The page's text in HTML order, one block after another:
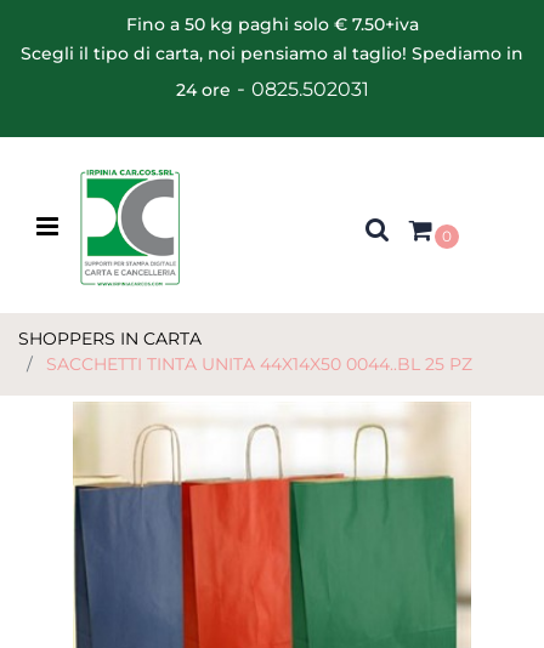
Fino a 50 kg paghi solo € 7.50+iva
Scegli il tipo di carta, noi pensiamo al taglio! Spediamo in
24 ore - 0825.502031
Open menu
0
SHOPPERS IN CARTA
SACCHETTI TINTA UNITA 44X14X50 0044..BL 25 PZ